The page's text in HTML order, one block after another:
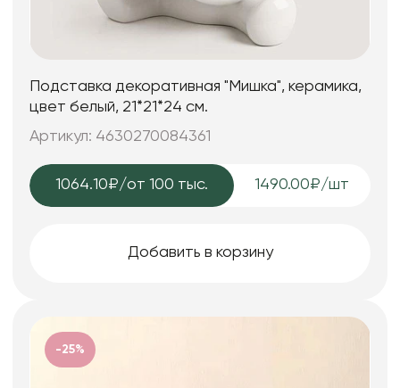
Подставка декоративная "Мишка", керамика,
цвет белый, 21*21*24 см.
Артикул: 4630270084361
1064.10₽/от 100 тыс. 1490.00₽/шт
Добавить в корзину
-25%